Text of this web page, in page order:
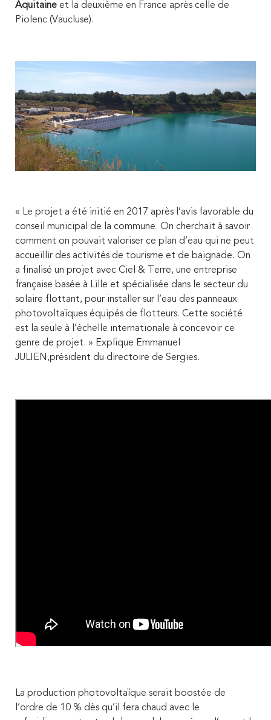
Aquitaine et la deuxième en France après celle de
Piolenc (Vaucluse).
« Le projet a été initié en 2017 après l’avis favorable du
conseil municipal de la commune. On cherchait à savoir
comment on pouvait valoriser ce plan d’eau qui ne peut
accueillir des activités de tourisme et de baignade. On
a finalisé un projet avec Ciel & Terre, une entreprise
française basée à Lille et spécialisée dans le secteur du
solaire flottant, pour installer sur l’eau des panneaux
photovoltaïques équipés de flotteurs. Cette société
est la seule à l’échelle internationale à concevoir ce
genre de projet. » Explique Emmanuel
JULIEN,président du directoire de Sergies.
La production photovoltaïque serait boostée de
l’ordre de 10 % dès qu’il fera chaud avec le